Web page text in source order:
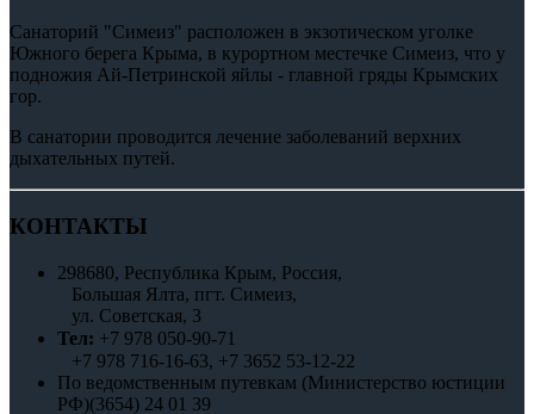
Санаторий "Симеиз" расположен в экзотическом уголке
Южного берега Крыма, в курортном местечке Симеиз, что у
подножия Ай-Петринской яйлы - главной гряды Крымских
гор.
В санатории проводится лечение заболеваний верхних
дыхательных путей.
КОНТАКТЫ
298680, Республика Крым, Россия,
Большая Ялта, пгт. Симеиз,
ул. Советская, 3
Тел: +7 978 050-90-71
+7 978 716-16-63, +7 3652 53-12-22
По ведомственным путевкам (Министерство юстиции
РФ)(3654) 24 01 39